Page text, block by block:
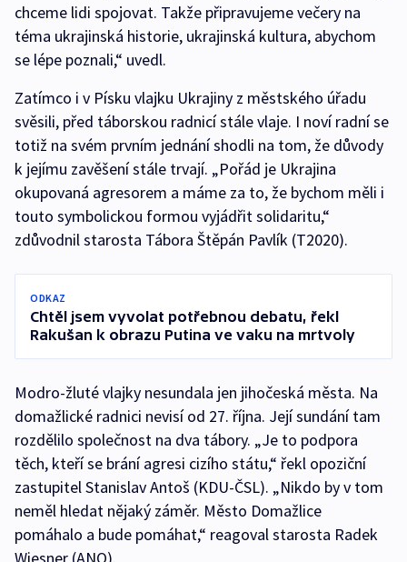
chceme lidi spojovat. Takže připravujeme večery na
téma ukrajinská historie, ukrajinská kultura, abychom
se lépe poznali,“ uvedl.
Zatímco i v Písku vlajku Ukrajiny z městského úřadu
svěsili, před táborskou radnicí stále vlaje. I noví radní se
totiž na svém prvním jednání shodli na tom, že důvody
k jejímu zavěšení stále trvají. „Pořád je Ukrajina
okupovaná agresorem a máme za to, že bychom měli i
touto symbolickou formou vyjádřit solidaritu,“
zdůvodnil starosta Tábora Štěpán Pavlík (T2020).
ODKAZ
Chtěl jsem vyvolat potřebnou debatu, řekl
Rakušan k obrazu Putina ve vaku na mrtvoly
Modro-žluté vlajky nesundala jen jihočeská města. Na
domažlické radnici nevisí od 27. října. Její sundání tam
rozdělilo společnost na dva tábory. „Je to podpora
těch, kteří se brání agresi cizího státu,“ řekl opoziční
zastupitel Stanislav Antoš (KDU-ČSL). „Nikdo by v tom
neměl hledat nějaký záměr. Město Domažlice
pomáhalo a bude pomáhat,“ reagoval starosta Radek